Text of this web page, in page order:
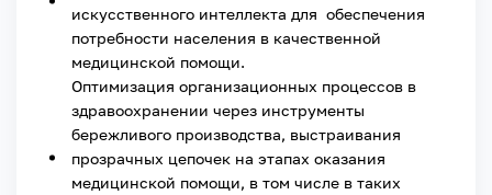
искусственного интеллекта для обеспечения
потребности населения в качественной
медицинской помощи.
Оптимизация организационных процессов в
здравоохранении через инструменты
бережливого производства, выстраивания
прозрачных цепочек на этапах оказания
медицинской помощи, в том числе в таких